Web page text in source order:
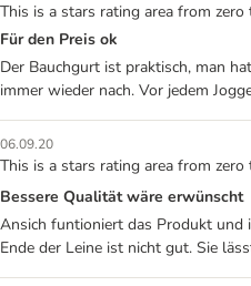
This is a stars rating area from zero
Für den Preis ok
Der Bauchgurt ist praktisch, man
immer wieder nach. Vor jedem
06.09.20
This is a stars rating area from zero
Bessere Qualität wäre erwünscht
Ansich funtioniert das Produkt und
Ende der Leine ist nicht gut. Sie